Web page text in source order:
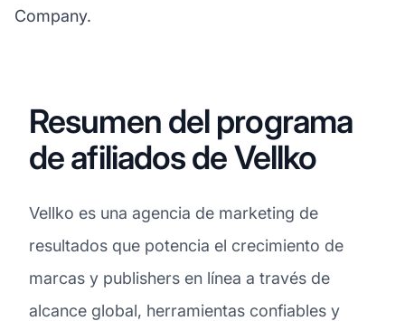
Company.
Resumen del programa
de afiliados de Vellko
Vellko es una agencia de marketing de
resultados que potencia el crecimiento de
marcas y publishers en línea a través de
alcance global, herramientas confiables y